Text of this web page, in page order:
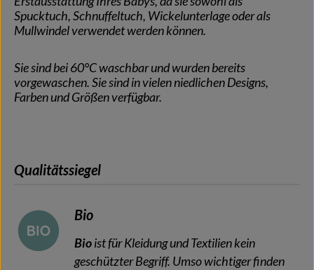
Spucktuch, Schnuffeltuch, Wickelunterlage oder als
Mullwindel verwendet werden können.
Sie sind bei 60°C waschbar und wurden bereits
vorgewaschen. Sie sind in vielen niedlichen Designs,
Farben und Größen verfügbar.
Qualitätssiegel
Bio
Bioist für Kleidung und Textilien kein
geschützter Begriff. Umso wichtiger finden